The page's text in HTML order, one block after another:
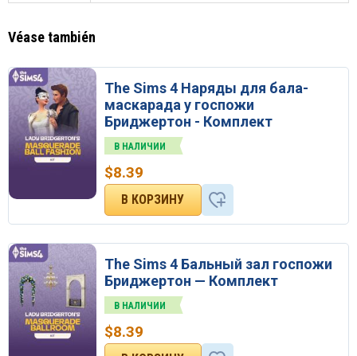
Véase también
The Sims 4 Наряды для бала-
маскарада у госпожи
Бриджертон - Комплект
В НАЛИЧИИ
$8.39
The Sims 4 Бальный зал госпожи
Бриджертон — Комплект
В НАЛИЧИИ
$8.39